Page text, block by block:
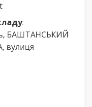
:
БАШТАНСЬКИЙ
вулиця